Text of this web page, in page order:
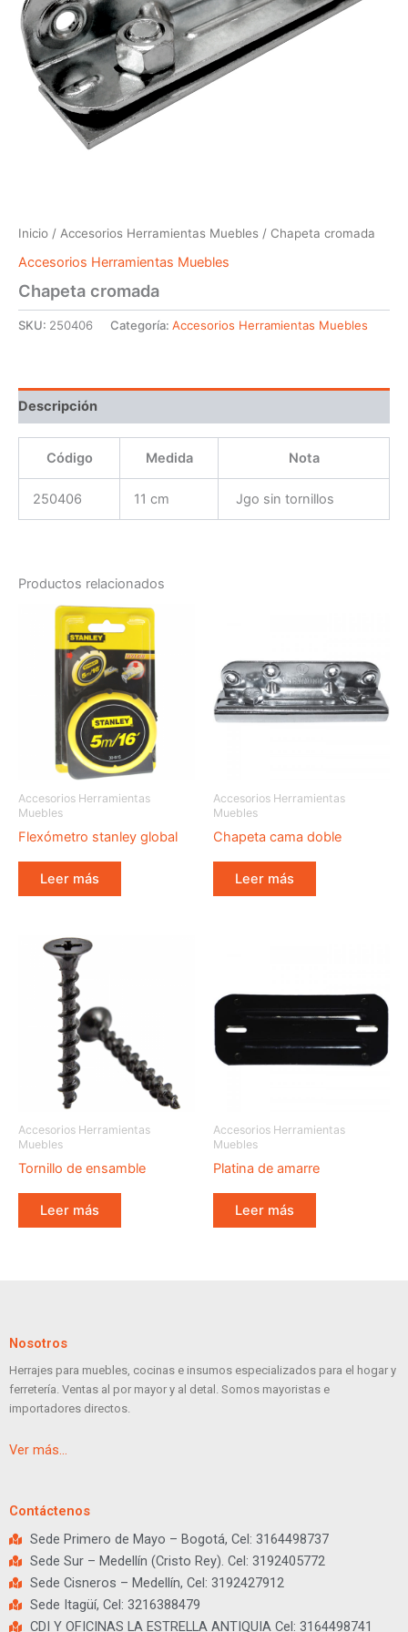
Inicio / Accesorios Herramientas Muebles / Chapeta cromada
Accesorios Herramientas Muebles
Chapeta cromada
SKU: 250406 Categoría: Accesorios Herramientas Muebles
Descripción
Código Medida Nota
250406 11 cm Jgo sin tornillos
Productos relacionados
Accesorios Herramientas
Muebles
Flexómetro stanley global
Leer más
Accesorios Herramientas
Muebles
Chapeta cama doble
Leer más
Accesorios Herramientas
Muebles
Tornillo de ensamble
Leer más
Accesorios Herramientas
Muebles
Platina de amarre
Leer más
Nosotros
Herrajes para muebles, cocinas e insumos especializados para el hogar y
ferretería. Ventas al por mayor y al detal. Somos mayoristas e
importadores directos.
Ver más…
Contáctenos
Sede Primero de Mayo – Bogotá, Cel: 3164498737
Sede Sur – Medellín (Cristo Rey). Cel: 3192405772
Sede Cisneros – Medellín, Cel: 3192427912
Sede Itagüí, Cel: 3216388479
CDI Y OFICINAS LA ESTRELLA ANTIQUIA Cel: 3164498741